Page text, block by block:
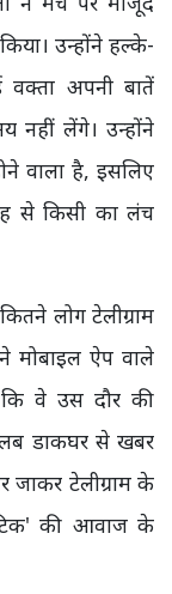
उन्होंने हल्के-
अपनी बातें
नहीं लेंगे। उन्होंने
वाला है, इसलिए
से किसी का लंच
लोग टेलीग्राम
मोबाइल ऐप वाले
कि वे उस दौर की
डाकघर से खबर
जाकर टेलीग्राम के
की आवाज के